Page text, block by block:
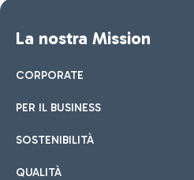
La nostra Mission
CORPORATE
PER IL BUSINESS
SOSTENIBILITÀ
QUALITÀ